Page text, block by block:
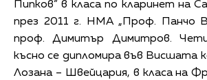
Пипков” в класа по кларинет на
през 2011 г. НМА „Проф. Панчо
проф. Димитър Димитров.
късно се дипломира във Висшата
Лозана – Швейцария, в класа на